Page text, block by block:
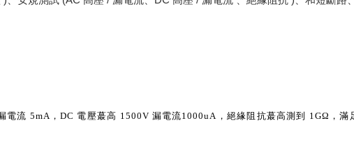
流 5mA，DC 電壓蕞高 1500V 漏電流1000uA，絕緣阻抗蕞高測到 1GΩ，滿